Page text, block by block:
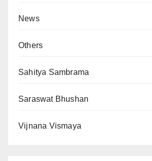
News
Others
Sahitya Sambrama
Saraswat Bhushan
Vijnana Vismaya